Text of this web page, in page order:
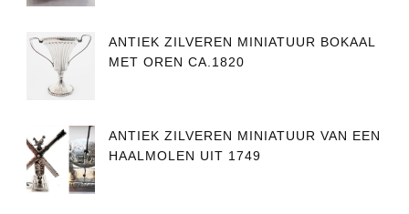
ANTIEK ZILVEREN MINIATUUR BOKAAL
MET OREN CA.1820
ANTIEK ZILVEREN MINIATUUR VAN EEN
HAALMOLEN UIT 1749